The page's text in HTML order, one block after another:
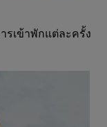
รเข้าพักแต่ละครั้ง